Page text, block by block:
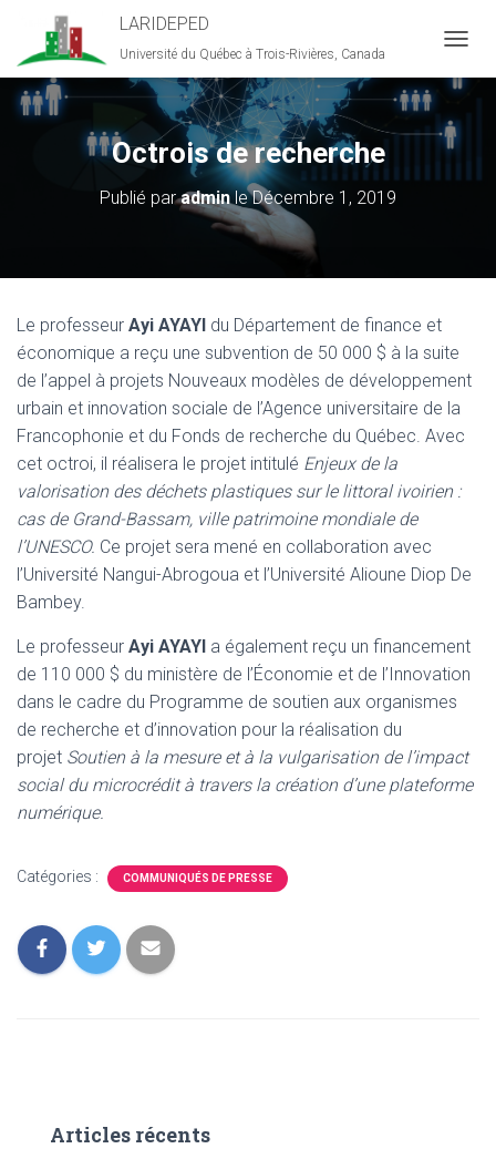
LARIDEPED
Université du Québec à Trois-Rivières, Canada
É
P
L
I
R
A
O
N
Octrois de recherche
Publié paradminleDécembre 1, 2019
Le professeur Ayi AYAYI du Département de finance et
économique a reçu une subvention de 50 000 $ à la suite
de l’appel à projets Nouveaux modèles de développement
urbain et innovation sociale de l’Agence universitaire de la
Francophonie et du Fonds de recherche du Québec. Avec
cet octroi, il réalisera le projet intitulé Enjeux de la
valorisation des déchets plastiques sur le littoral ivoirien :
cas de Grand-Bassam, ville patrimoine mondiale de
l’UNESCO. Ce projet sera mené en collaboration avec
l’Université Nangui-Abrogoua et l’Université Alioune Diop De
Bambey.
Le professeur Ayi AYAYI a également reçu un financement
de 110 000 $ du ministère de l’Économie et de l’Innovation
dans le cadre du Programme de soutien aux organismes
de recherche et d’innovation pour la réalisation du
projet Soutien à la mesure et à la vulgarisation de l’impact
social du microcrédit à travers la création d’une plateforme
numérique.
Catégories : COMMUNIQUÉS DE PRESSE
Articles récents